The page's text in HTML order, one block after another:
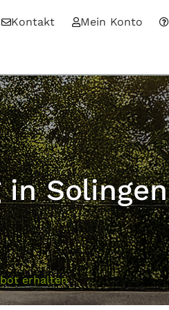
Kontakt Mein Konto
in Solingen
erhalten